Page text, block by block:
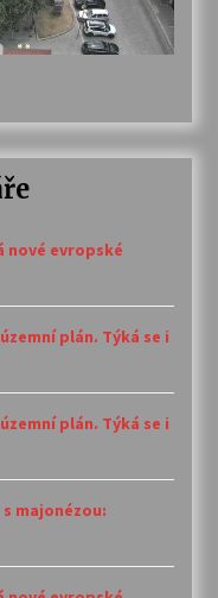
nové evropské
plán. Týká se i
plán. Týká se i
majonézou: